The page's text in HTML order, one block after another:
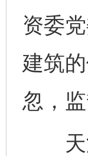
资委
建筑
忽，
天津